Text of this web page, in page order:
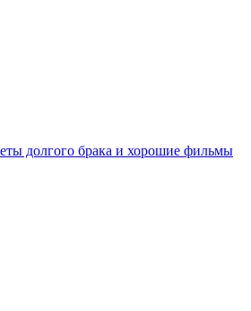
долгого брака и хорошие фильмы